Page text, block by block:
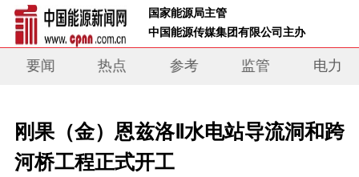
国家能源局主管
中国能源传媒集团有限公司主办
要闻 热点 参考 监管 电力
刚果（金）恩兹洛Ⅱ水电站导流洞和跨
河桥工程正式开工